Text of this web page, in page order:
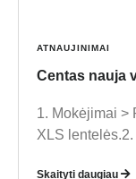
ATNAUJINIMAI
Centas nauja
1. Mokėjimai >
XLS
Skaityti daugiau